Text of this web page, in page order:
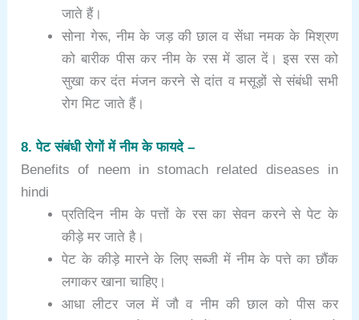
जाते हैं।
सोना गेरू, नीम के जड़ की छाल व सेंधा नमक के मिश्रण
को बारीक पीस कर नीम के रस में डाल दें। इस रस को
सुखा कर दंत मंजन करने से दांत व मसूड़ों से संबंधी सभी
रोग मिट जाते हैं।
8. पेट संबंधी रोगों में नीम के फायदे –
Benefits of neem in stomach related diseases in
hindi
प्रतिदिन नीम के पत्तों के रस का सेवन करने से पेट के
कीड़े मर जाते है।
पेट के कीड़े मारने के लिए सब्जी में नीम के पत्ते का छौंक
लगाकर खाना चाहिए।
आधा लीटर जल में जौ व नीम की छाल को पीस कर